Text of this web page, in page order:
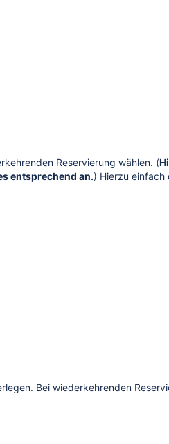
Reservierung wählen. (
entsprechend an.) Hierzu
Bei wiederkehrenden